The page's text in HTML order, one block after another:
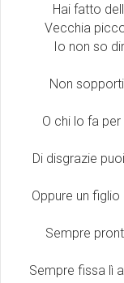
Hai fatto
Vecchia
Io non so
Non
O chi lo fa
Di disgrazie
Oppure un
Sempre
Sempre fissa lì